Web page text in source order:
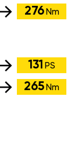
276 Nm
131 PS
265 Nm